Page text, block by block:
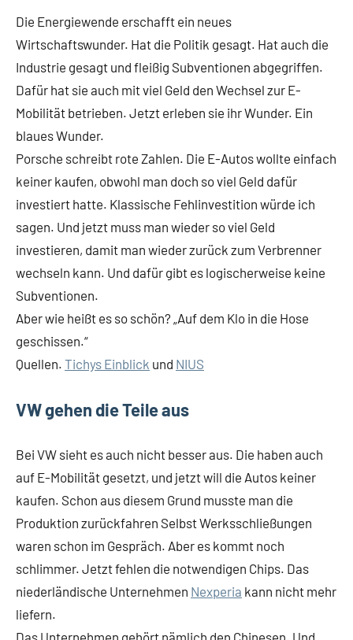
Die Energiewende erschafft ein neues
Wirtschaftswunder. Hat die Politik gesagt. Hat auch die
Industrie gesagt und fleißig Subventionen abgegriffen.
Dafür hat sie auch mit viel Geld den Wechsel zur E-
Mobilität betrieben. Jetzt erleben sie ihr Wunder. Ein
blaues Wunder.
Porsche schreibt rote Zahlen. Die E-Autos wollte einfach
keiner kaufen, obwohl man doch so viel Geld dafür
investiert hatte. Klassische Fehlinvestition würde ich
sagen. Und jetzt muss man wieder so viel Geld
investieren, damit man wieder zurück zum Verbrenner
wechseln kann. Und dafür gibt es logischerweise keine
Subventionen.
Aber wie heißt es so schön? „Auf dem Klo in die Hose
geschissen.“
Quellen. Tichys Einblick und NIUS
VW gehen die Teile aus
Bei VW sieht es auch nicht besser aus. Die haben auch
auf E-Mobilität gesetzt, und jetzt will die Autos keiner
kaufen. Schon aus diesem Grund musste man die
Produktion zurückfahren Selbst Werksschließungen
waren schon im Gespräch. Aber es kommt noch
schlimmer. Jetzt fehlen die notwendigen Chips. Das
niederländische Unternehmen Nexperia kann nicht mehr
liefern.
Das Unternehmen gehört nämlich den Chinesen. Und